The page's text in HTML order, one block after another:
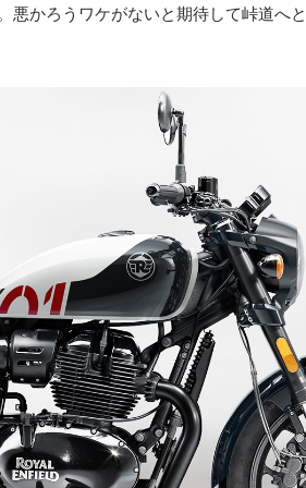
かろうワケがないと期待して峠道へ